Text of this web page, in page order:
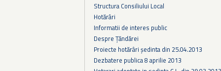
Structura Consiliului Local
Hotărâri
Informatii de interes public
Despre Țăndărei
Proiecte hotărâri ședinta din 25.04.2013
Dezbatere publica 8 aprilie 2013